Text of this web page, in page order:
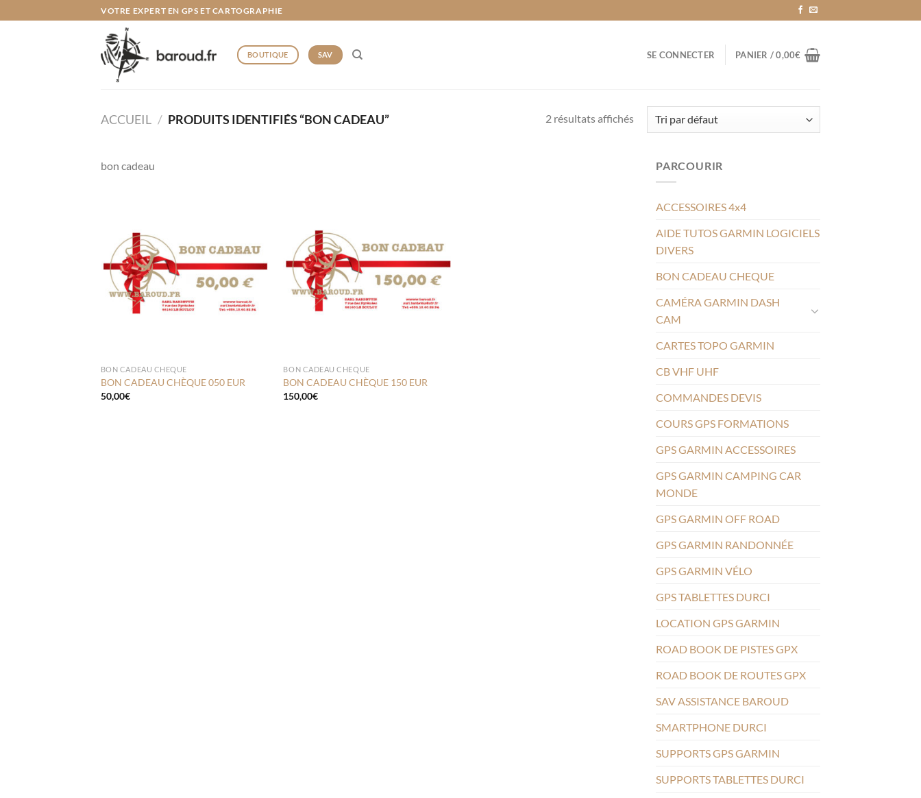
au
VOTRE EXPERT EN GPS ET CARTOGRAPHIE
BOUTIQUE SAV SE CONNECTER PANIER /0,00€
ACCUEIL / PRODUITS IDENTIFIÉS “BON CADEAU” 2 résultats affichés
bon cadeau
de
souhaits
BON CADEAU CHEQUE
BON CADEAU CHÈQUE 050 EUR
50,00€
de
BON CADEAU CHEQUE
BON CADEAU CHÈQUE 150 EUR
150,00€
PARCOURIR
ACCESSOIRES 4x4
AIDE TUTOS GARMIN LOGICIELS
DIVERS
BON CADEAU CHEQUE
CAMÉRA GARMIN DASH
CAM
CARTES TOPO GARMIN
CB VHF UHF
COMMANDES DEVIS
COURS GPS FORMATIONS
GPS GARMIN ACCESSOIRES
GPS GARMIN CAMPING CAR
MONDE
GPS GARMIN OFF ROAD
GPS GARMIN RANDONNÉE
GPS GARMIN VÉLO
GPS TABLETTES DURCI
LOCATION GPS GARMIN
ROAD BOOK DE PISTES GPX
ROAD BOOK DE ROUTES GPX
SAV ASSISTANCE BAROUD
SMARTPHONE DURCI
SUPPORTS GPS GARMIN
SUPPORTS TABLETTES DURCI